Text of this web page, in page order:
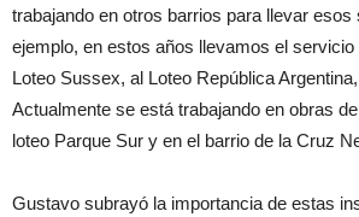
trabajando en otros barrios para llevar
ejemplo, en estos años llevamos el
Loteo Sussex, al Loteo República
Actualmente se está trabajando en obras
loteo Parque Sur y en el barrio de la Cruz
Gustavo subrayó la importancia de estas